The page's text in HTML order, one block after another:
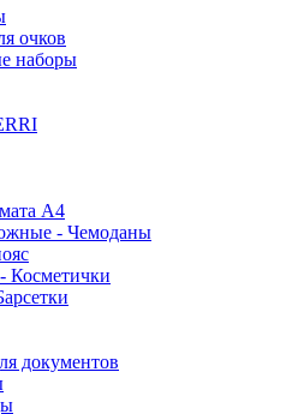
очков
наборы
А4
- Чемоданы
Косметички
документов